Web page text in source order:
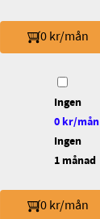
0 kr/mån
Ingen
0 kr/mån
Ingen
1 månad
0 kr/mån